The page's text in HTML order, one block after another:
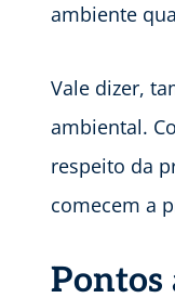
ambiente
Vale dizer,
ambiental.
respeito da
comecem a
Pontos